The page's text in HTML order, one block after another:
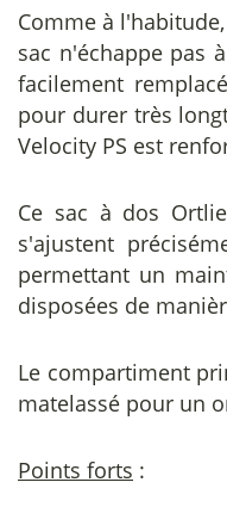
Comme à
sac n'échappe pas
facilement
pour durer très
Velocity PS est
Ce sac à dos
s'ajustent
permettant un
disposées de
Le compartiment
matelassé pour un
Points forts :